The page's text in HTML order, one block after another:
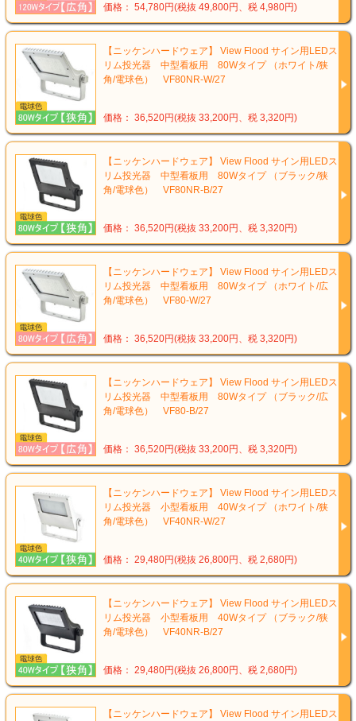
価格： 54,780円(税抜 49,800円、税 4,980円)
【ニッケンハードウェア】 View Flood サイン用LEDス
リム投光器 中型看板用 80Wタイプ （ホワイト/狭
角/電球色） VF80NR-W/27
価格： 36,520円(税抜 33,200円、税 3,320円)
【ニッケンハードウェア】 View Flood サイン用LEDス
リム投光器 中型看板用 80Wタイプ （ブラック/狭
角/電球色） VF80NR-B/27
価格： 36,520円(税抜 33,200円、税 3,320円)
【ニッケンハードウェア】 View Flood サイン用LEDス
リム投光器 中型看板用 80Wタイプ （ホワイト/広
角/電球色） VF80-W/27
価格： 36,520円(税抜 33,200円、税 3,320円)
【ニッケンハードウェア】 View Flood サイン用LEDス
リム投光器 中型看板用 80Wタイプ （ブラック/広
角/電球色） VF80-B/27
価格： 36,520円(税抜 33,200円、税 3,320円)
【ニッケンハードウェア】 View Flood サイン用LEDス
リム投光器 小型看板用 40Wタイプ （ホワイト/狭
角/電球色） VF40NR-W/27
価格： 29,480円(税抜 26,800円、税 2,680円)
【ニッケンハードウェア】 View Flood サイン用LEDス
リム投光器 小型看板用 40Wタイプ （ブラック/狭
角/電球色） VF40NR-B/27
価格： 29,480円(税抜 26,800円、税 2,680円)
【ニッケンハードウェア】 View Flood サイン用LEDス